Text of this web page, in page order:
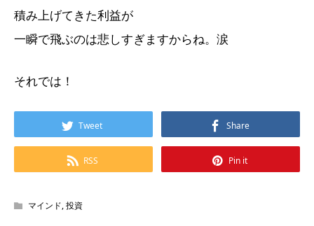
積み上げてきた利益が
一瞬で飛ぶのは悲しすぎますからね。涙
それでは！
Tweet Share
RSS Pin it
マインド,投資